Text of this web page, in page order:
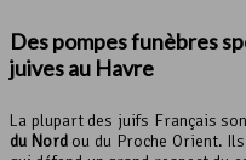
Des pompes funèbres
juives au Havre
La plupart des juifs Français
du Nord ou du Proche Orient.